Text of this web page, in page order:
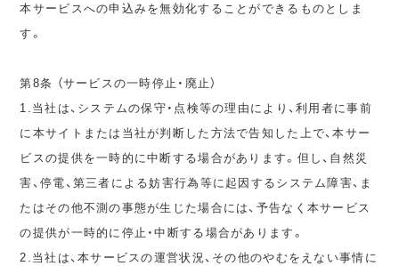
本サービスへの申込みを無効化することができるものとしま
す。
第8条 （サービスの一時停止・廃止）
1.当社は、システムの保守・点検等の理由により、利用者に事前
に本サイトまたは当社が判断した方法で告知した上で、本サー
ビスの提供を一時的に中断する場合があります。但し、自然災
害、停電、第三者による妨害行為等に起因するシステム障害、ま
たはその他不測の事態が生じた場合には、予告なく本サービス
の提供が一時的に停止・中断する場合があります。
2.当社は、本サービスの運営状況、その他のやむをえない事情に